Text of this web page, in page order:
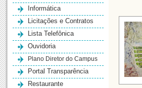
Informática
Licitações e Contratos
Lista Telefônica
Ouvidoria
Plano Diretor do Campus
Portal Transparência
Restaurante